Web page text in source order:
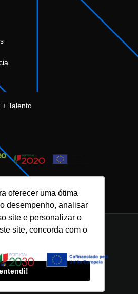
oferecer uma ótima
desempenho, analisar
site e personalizar o
site, concorda com o
Talento
Solutions © 2023 |
e Proteção de Dados
|
Política da Qualidade